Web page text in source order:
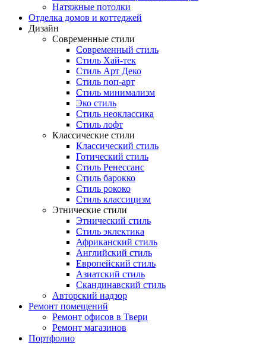
Натяжные потолки
Отделка домов и коттеджей
Дизайн
Современные стили
Современный стиль
Стиль Хай-тек
Стиль Арт Деко
Стиль поп-арт
Стиль минимализм
Эко стиль
Стиль неоклассика
Стиль лофт
Классические стили
Классический стиль
Готический стиль
Стиль Ренессанс
Стиль барокко
Стиль рококо
Стиль классицизм
Этнические стили
Этнический стиль
Стиль эклектика
Африканский стиль
Английский стиль
Европейский стиль
Азиатский стиль
Скандинавский стиль
Авторский надзор
Ремонт помещений
Ремонт офисов в Твери
Ремонт магазинов
Портфолио